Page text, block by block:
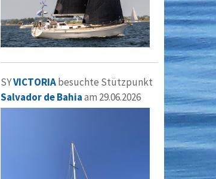
SYVICTORIAbesuchte Stützpunkt
Salvador de Bahiaam 29.06.2026